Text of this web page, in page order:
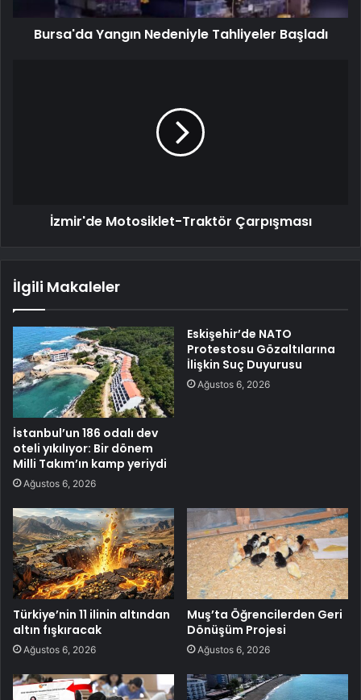
Bursa'da Yangın Nedeniyle Tahliyeler Başladı
İzmir'de Motosiklet-Traktör Çarpışması
İlgili Makaleler
İstanbul’un 186 odalı dev
oteli yıkılıyor: Bir dönem
Milli Takım’ın kamp yeriydi
Ağustos 6, 2026
Eskişehir’de NATO
Protestosu Gözaltılarına
İlişkin Suç Duyurusu
Ağustos 6, 2026
Türkiye’nin 11 ilinin altından
altın fışkıracak
Ağustos 6, 2026
Muş’ta Öğrencilerden Geri
Dönüşüm Projesi
Ağustos 6, 2026